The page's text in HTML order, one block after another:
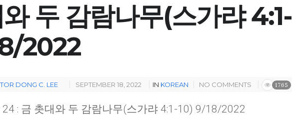
두 감람나무(스가랴 4:1-
2022
DONG C. LEE SEPTEMBER 18, 2022 IN KOREAN NO COMMENTS 1765
24 : 금 촛대와 두 감람나무(스가랴 4:1-10) 9/18/2022